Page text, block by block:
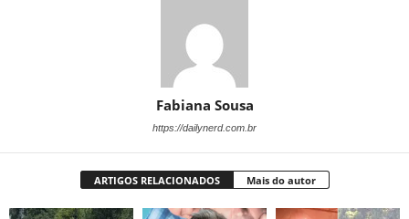
Fabiana Sousa
https://dailynerd.com.br
ARTIGOS RELACIONADOS Mais do autor